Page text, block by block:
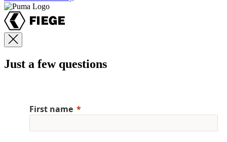
Just a few questions
First name